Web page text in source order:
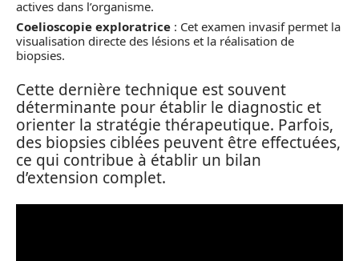
actives dans l’organisme.
Coelioscopie exploratrice : Cet examen invasif permet la
visualisation directe des lésions et la réalisation de
biopsies.
Cette dernière technique est souvent
déterminante pour établir le diagnostic et
orienter la stratégie thérapeutique. Parfois,
des biopsies ciblées peuvent être effectuées,
ce qui contribue à établir un bilan
d’extension complet.